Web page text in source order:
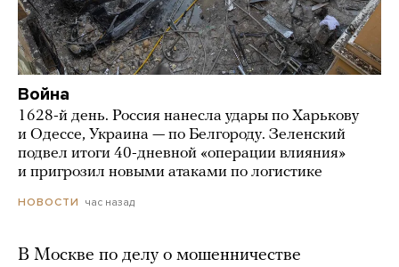
Война
1628-й день. Россия нанесла удары по Харькову
и Одессе, Украина — по Белгороду. Зеленский
подвел итоги 40-дневной «операции влияния»
и пригрозил новыми атаками по логистике
НОВОСТИ час назад
В Москве по делу о мошенничестве